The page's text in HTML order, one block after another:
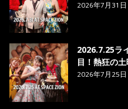
2026年7月31日
2026.7.25ラ
目！熱狂の土
2026年7月25日